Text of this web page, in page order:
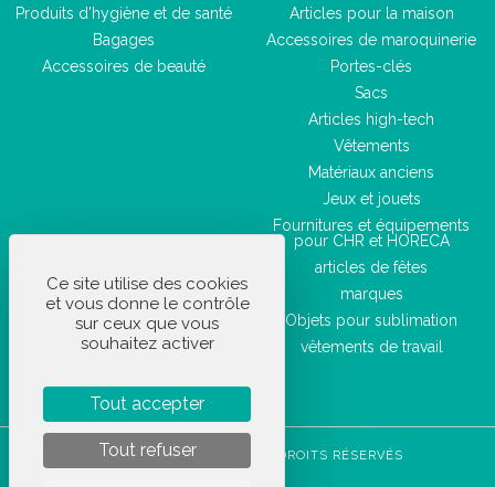
Produits d'hygiène et de santé
Bagages
Accessoires de beauté
Articles pour la maison
Accessoires de maroquinerie
Portes-clés
Sacs
Articles high-tech
Vêtements
Matériaux anciens
Jeux et jouets
Fournitures et équipements
pour CHR et HORECA
articles de fêtes
marques
Objets pour sublimation
vêtements de travail
STOCKETIK © 2023 - TOUS DROITS RÉSERVÉS
Ce site utilise des cookies
et vous donne le contrôle
sur ceux que vous
souhaitez activer
Tout accepter
Tout refuser